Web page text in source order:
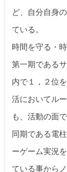
ど、自分自身
ている。
時間を守る・
第一期である
内で１，２位
活においてル
も、活動の面
同期である電
ーゲーム実況
ている事から